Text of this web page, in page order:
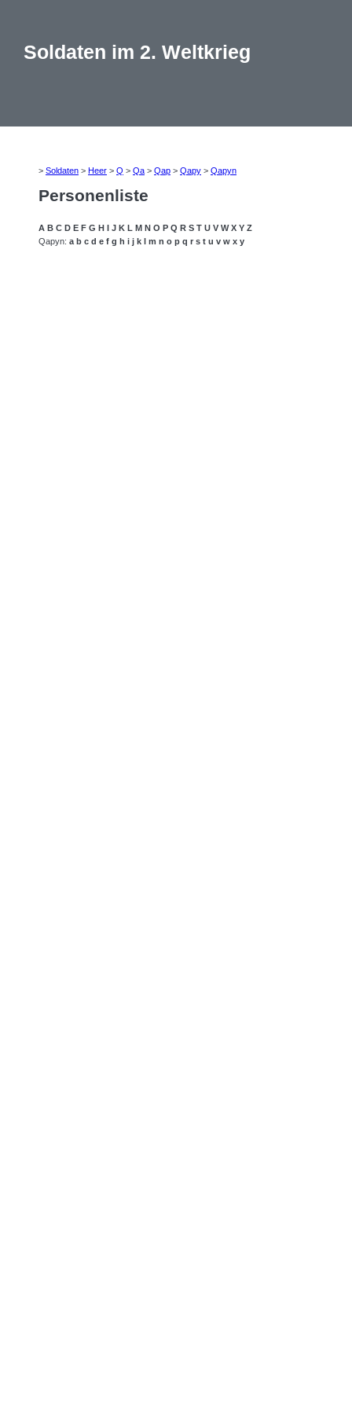
Soldaten im 2. Weltkrieg
> Soldaten > Heer > Q > Qa > Qap > Qapy > Qapyn
Personenliste
A B C D E F G H I J K L M N O P Q R S T U V W X Y Z
Qapyn: a b c d e f g h i j k l m n o p q r s t u v w x y